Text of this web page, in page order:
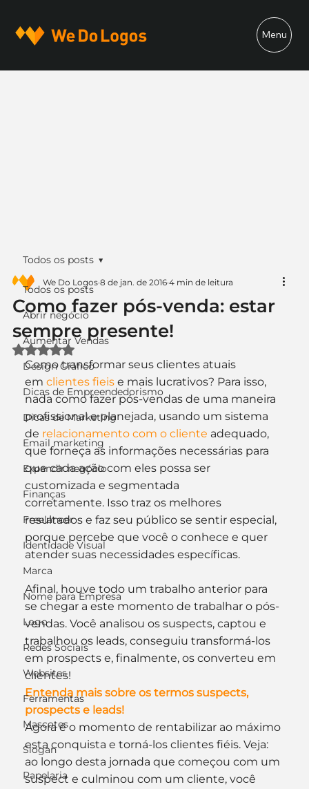
Menu
Todos os posts
Abrir negócio
Aumentar Vendas
Design Gráfico
Dicas de Empreendedorismo
Dicas de Marketing
Email marketing
Expandir negócio
Finanças
Freelancer
Identidade Visual
Marca
Nome para Empresa
Logo
Redes Sociais
Websites
Ferramentas
Mascotes
Slogan
Papelaria
Todos os posts
Como fazer pós-venda: estar
sempre presente!
We Do Logos 8 de jan. de 2016 4 min de leitura
Avaliado com NaN de 5 estrelas.
Como transformar seus clientes atuais
em clientes fieis e mais lucrativos? Para isso,
nada como fazer pós-vendas de uma maneira
profissional e planejada, usando um sistema
de relacionamento com o cliente adequado,
que forneça as informações necessárias para
que cada ação com eles possa ser
customizada e segmentada
corretamente. Isso traz os melhores
resultados e faz seu público se sentir especial,
porque percebe que você o conhece e quer
atender suas necessidades específicas.
Afinal, houve todo um trabalho anterior para
se chegar a este momento de trabalhar o pós-
vendas. Você analisou os suspects, captou e
trabalhou os leads, conseguiu transformá-los
em prospects e, finalmente, os converteu em
clientes!
Entenda mais sobre os termos suspects,
prospects e leads!
Agora é o momento de rentabilizar ao máximo
esta conquista e torná-los clientes fiéis. Veja:
ao longo desta jornada que começou com um
suspect e culminou com um cliente, você